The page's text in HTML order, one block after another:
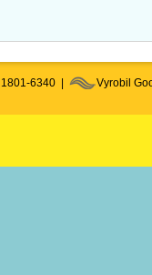
1801-6340 | Vyrobil